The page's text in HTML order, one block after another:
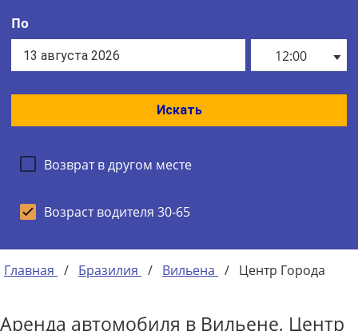
По
12:00
Искать
Возврат в другом месте
Возраст водителя 30-65
Главная / Бразилия / Вильена / Центр Города
Аренда автомобиля в Вильене, Центр